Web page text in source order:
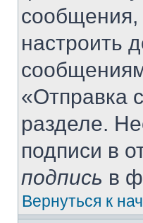
сообщения,
настроить
«Отправка
разделе.
подписи в
подпись в
Вернуться к